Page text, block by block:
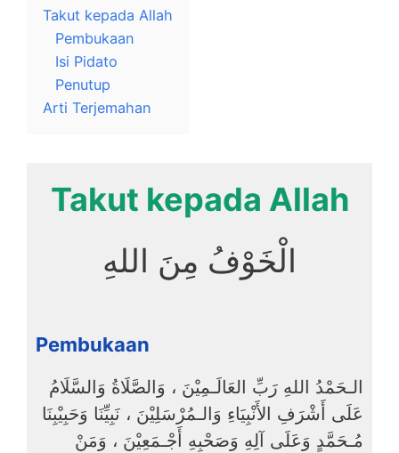
Takut kepada Allah
Pembukaan
Isi Pidato
Penutup
Arti Terjemahan
Takut kepada Allah
الْخَوْفُ مِنَ اللهِ
Pembukaan
الـحَمْدُ اللهِ رَبِّ العَالَـمِيْنَ ، وَالصَّلَاةُ وَالسَّلَامُ
عَلَى أَشْرَفِ الأَنْبِيَاءِ وَالـمُرْسَلِيْنَ ، نَبِيِّنَا وَحَبِيْبِنَا
مُـحَمَّدٍ وَعَلَى آلِهِ وَصَحْبِهِ أَجْـمَعِيْنَ ، وَمَنْ